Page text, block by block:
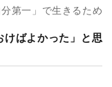
第一」で生きるため
ばよかった」と思